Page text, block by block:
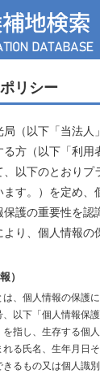
リシー
（以下「当法人
る方（以下「利用
以下のとおりプ
ます。）を定め
護の重要性を認
り、個人情報の
）
は、個人情報の保護
、以下「個人情報保
指し、生存する個
れる氏名、生年月日
きるもの又は個人識